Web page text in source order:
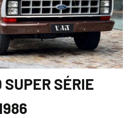
SÉRIE